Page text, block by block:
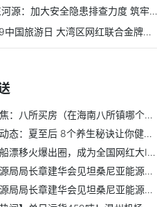
源：加大安全隐患排查力度 筑牢林业安全防线
国旅游日 大湾区网红联合金牌导游云游惠东直播上线
世界聚焦：八所买房（在海南八所镇哪个位置房价最低）
全球新动态：夏至后 8个养生秘诀让你健康一整夏
叠滘龙船漂移火爆出圈，成为全国网红大IP|世界报资讯
国家能源局局长章建华会见坦桑尼亚能源部部长贾努阿里·尤瑟...
国家能源局局长章建华会见坦桑尼亚能源部部长贾努阿里·尤瑟...